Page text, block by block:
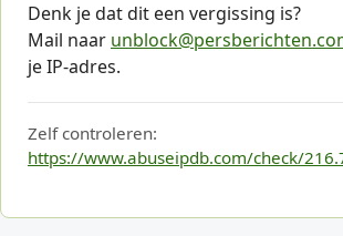
Denk je dat dit een vergissing is?
Mail naar
je IP-adres.
Zelf controleren:
https://www.abuseipdb.com/check/